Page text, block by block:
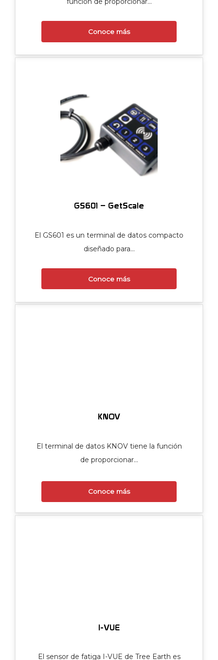
Conoce más
GS601 – GetScale
El GS601 es un terminal de datos compacto
diseñado para…
Conoce más
KNOV
El terminal de datos KNOV tiene la función
de proporcionar…
Conoce más
I-VUE
El sensor de fatiga I-VUE de Tree Earth es